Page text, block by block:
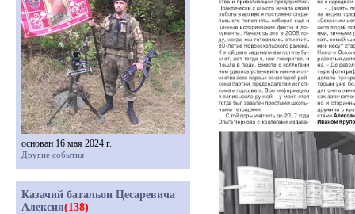
основан 16 мая 2024 г.
Другие события
Казачий батальон Цесаревича
Алексия(138)